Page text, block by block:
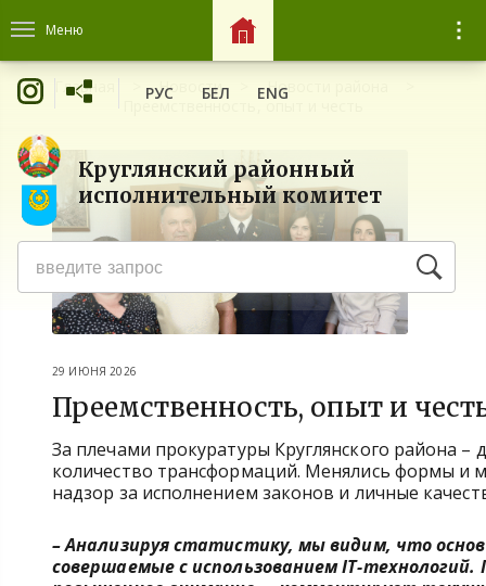
Меню
Круглянский районный
исполнительный комитет
РУС БЕЛ ENG
Главная Новости
Новости района
Преемственность, опыт и честь
29 ИЮНЯ 2026
Преемственность, опыт и
За плечами прокуратуры Круглянского района –
количество трансформаций. Менялись формы и
надзор за исполнением законов и личные
– Анализируя статистику, мы видим, что
совершаемые с использованием IT-